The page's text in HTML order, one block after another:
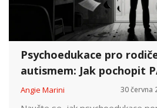
Psychoedukace pro
autismem: Jak pochopit
podporu v ČR
Angie Marini 30 června